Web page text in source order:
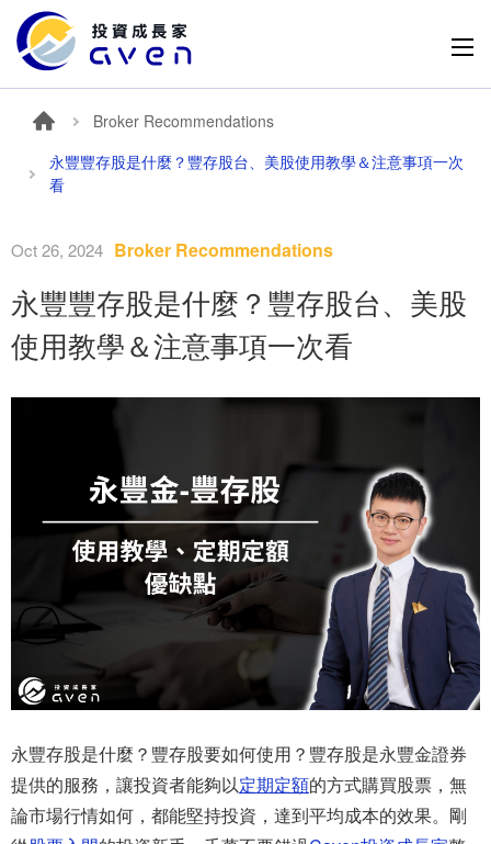
Broker Recommendations
永豐豐存股是什麼？豐存股台、美股使用教學＆注意事項一次
看
Oct 26, 2024 Broker Recommendations
永豐豐存股是什麼？豐存股台、美股
使用教學＆注意事項一次看
永豐存股是什麼？豐存股要如何使用？豐存股是永豐金證券
提供的服務，讓投資者能夠以定期定額的方式購買股票，無
論市場行情如何，都能堅持投資，達到平均成本的效果。剛